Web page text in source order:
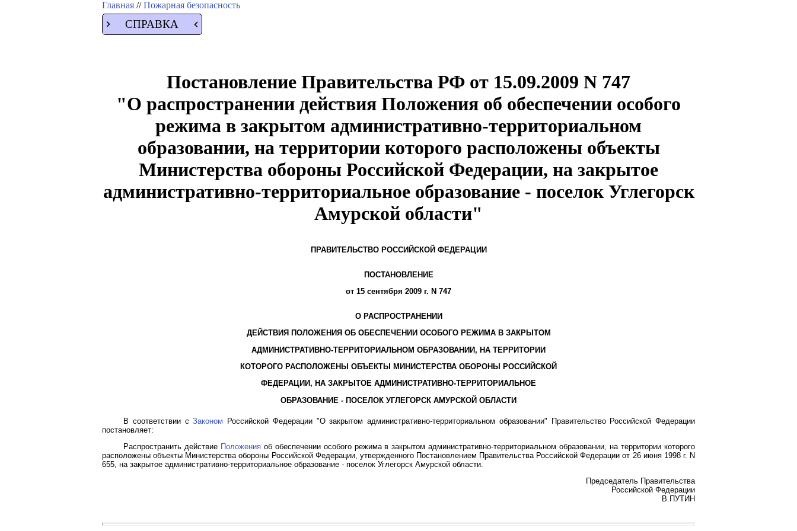
Главная //Пожарная безопасность
СПРАВКА
Постановление Правительства РФ от 15.09.2009 N 747
"О распространении действия Положения об обеспечении особого
режима в закрытом административно-территориальном
образовании, на территории которого расположены объекты
Министерства обороны Российской Федерации, на закрытое
административно-территориальное образование - поселок Углегорск
Амурской области"
ПРАВИТЕЛЬСТВО РОССИЙСКОЙ ФЕДЕРАЦИИ
ПОСТАНОВЛЕНИЕ
от 15 сентября 2009 г. N 747
О РАСПРОСТРАНЕНИИ
ДЕЙСТВИЯ ПОЛОЖЕНИЯ ОБ ОБЕСПЕЧЕНИИ ОСОБОГО РЕЖИМА В ЗАКРЫТОМ
АДМИНИСТРАТИВНО-ТЕРРИТОРИАЛЬНОМ ОБРАЗОВАНИИ, НА ТЕРРИТОРИИ
КОТОРОГО РАСПОЛОЖЕНЫ ОБЪЕКТЫ МИНИСТЕРСТВА ОБОРОНЫ РОССИЙСКОЙ
ФЕДЕРАЦИИ, НА ЗАКРЫТОЕ АДМИНИСТРАТИВНО-ТЕРРИТОРИАЛЬНОЕ
ОБРАЗОВАНИЕ - ПОСЕЛОК УГЛЕГОРСК АМУРСКОЙ ОБЛАСТИ
В соответствии сЗаконом Российской Федерации "О закрытом административно-территориальном образовании" Правительство Российской Федерации
постановляет:
Распространить действие Положенияоб обеспечении особого режима в закрытом административно-территориальном образовании, на территории которого
расположены объекты Министерства обороны Российской Федерации, утвержденного Постановлением Правительства Российской Федерации от 26 июня 1998 г. N
655, на закрытое административно-территориальное образование - поселок Углегорск Амурской области.
Председатель Правительства
Российской Федерации
В.ПУТИН